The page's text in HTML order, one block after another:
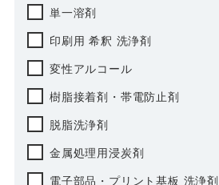
単一溶剤
印刷用 希釈 洗浄剤
変性アルコール
樹脂接着剤・帯電防止剤
脱脂洗浄剤
金属処理用浸炭剤
電子部品・プリント基板 洗浄剤